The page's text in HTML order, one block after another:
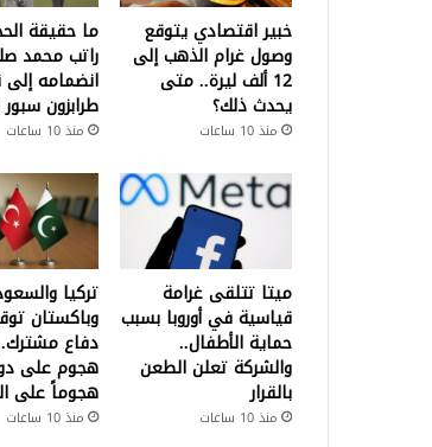
خبير اقتصادي يتوقع
وصول غرام الذهب إلى
12 ألف ليرة.. متى
يحدث ذلك؟
منذ 10 ساعات
ما حقيقة
راتب محمد
انضمامه إلى
طرابزون
منذ 10 ساعات
ميتا تتلقى غرامة
قياسية في أوروبا بسبب
حماية الأطفال..
والشركة تعلن الطعن
بالقرار
منذ 10 ساعات
تركيا
وباكستان
دفاع
هجوم على
هجوماً على
منذ 10 ساعات